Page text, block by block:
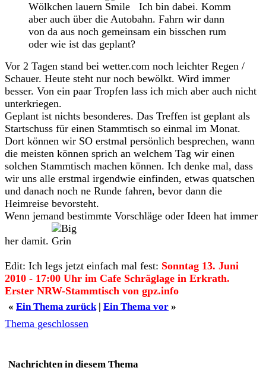
Wölkchen lauern
Ich bin dabei. Komm
aber auch über die Autobahn. Fahrn wir dann
von da aus noch gemeinsam ein bisschen rum
oder wie ist das geplant?
Vor 2 Tagen stand bei wetter.com noch leichter Regen /
Schauer. Heute steht nur noch bewölkt. Wird immer
besser. Von ein paar Tropfen lass ich mich aber auch nicht
unterkriegen.
Geplant ist nichts besonderes. Das Treffen ist geplant als
Startschuss für einen Stammtisch so einmal im Monat.
Dort können wir SO erstmal persönlich besprechen, wann
die meisten können sprich an welchem Tag wir einen
solchen Stammtisch machen können. Ich denke mal, dass
wir uns alle erstmal irgendwie einfinden, etwas quatschen
und danach noch ne Runde fahren, bevor dann die
Heimreise bevorsteht.
Wenn jemand bestimmte Vorschläge oder Ideen hat immer
her damit.
Edit: Ich legs jetzt einfach mal fest: Sonntag 13. Juni
2010 - 17:00 Uhr im Cafe Schräglage in Erkrath.
Erster NRW-Stammtisch von gpz.info
« Ein Thema zurück| Ein Thema vor »
Thema geschlossen
Nachrichten in diesem Thema